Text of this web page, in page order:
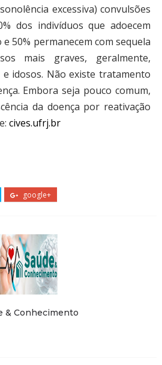
excessiva) convulsões
dos indivíduos que adoecem
50% permanecem com sequela
mais graves, geralmente,
idosos. Não existe tratamento
Embora seja pouco comum,
da doença por reativação
cives.ufrj.br
google+
& Conhecimento